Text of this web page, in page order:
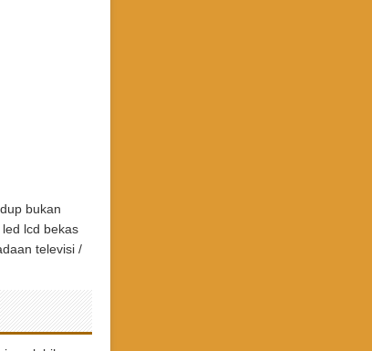
bukan
lcd bekas
televisi /